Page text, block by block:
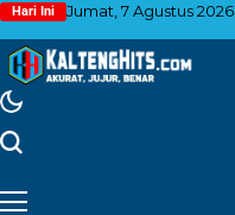
Hari Ini Jumat, 7 Agustus 2026